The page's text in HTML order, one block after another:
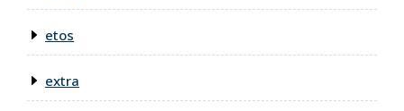
etos
extra